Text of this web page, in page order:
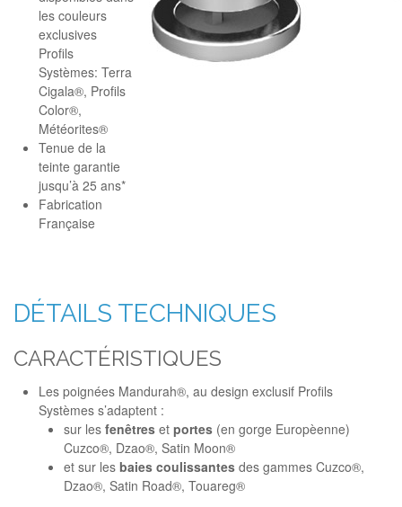
les couleurs
exclusives
Profils
Systèmes: Terra
Cigala®, Profils
Color®,
Météorites®
Tenue de la
teinte garantie
jusqu’à 25 ans*
Fabrication
Française
DÉTAILS TECHNIQUES
CARACTÉRISTIQUES
Les poignées Mandurah®, au design exclusif Profils
Systèmes s’adaptent :
sur les fenêtres et portes (en gorge Europèenne)
Cuzco®, Dzao®, Satin Moon®
et sur les baies coulissantes des gammes Cuzco®,
Dzao®, Satin Road®, Touareg®